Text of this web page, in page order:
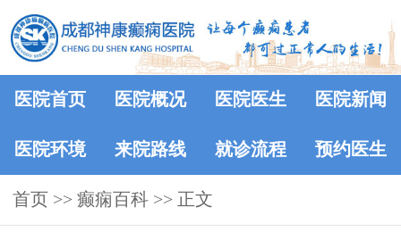
医院首页 医院概况 医院医生 医院新闻
医院环境 来院路线 就诊流程 预约医生
首页 >> 癫痫百科 >> 正文